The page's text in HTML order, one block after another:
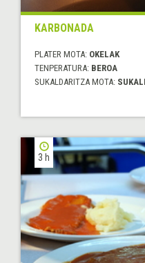
KARBONADA
PLATER MOTA: OKELAK
TENPERATURA: BEROA
SUKALDARITZA MOTA:
3 h